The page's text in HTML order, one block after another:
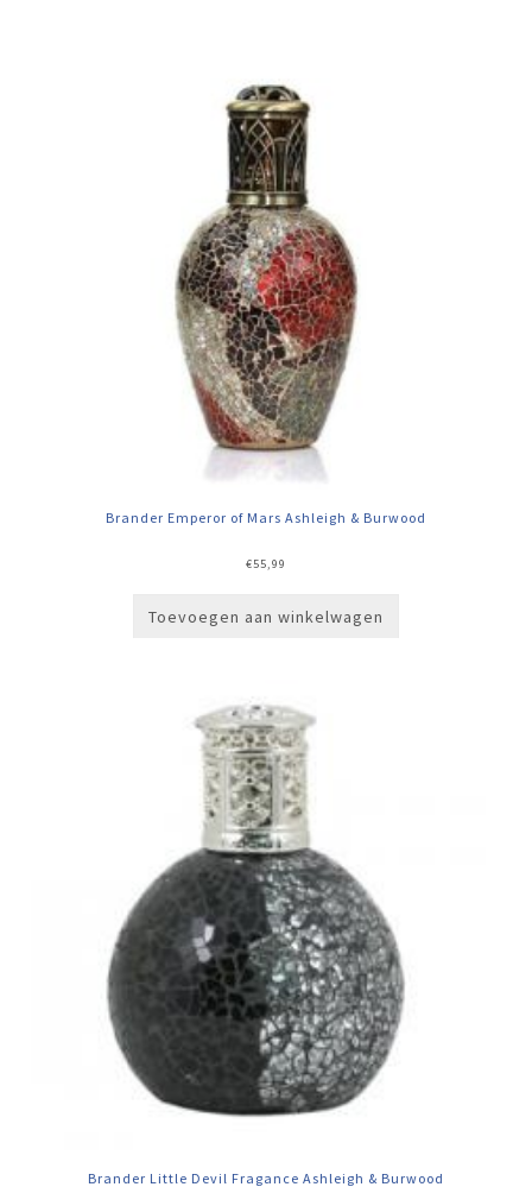
Brander Emperor of Mars Ashleigh & Burwood
€55,99
Toevoegen aan winkelwagen
Brander Little Devil Fragance Ashleigh & Burwood